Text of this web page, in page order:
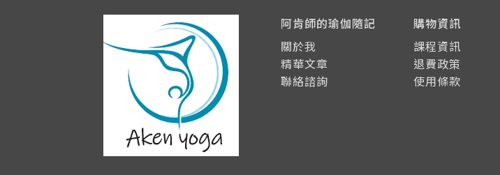
阿肯師的瑜伽隨記
關於我
精華文章
聯絡諮詢
購物資訊
課程資訊
退費政策
使用條款